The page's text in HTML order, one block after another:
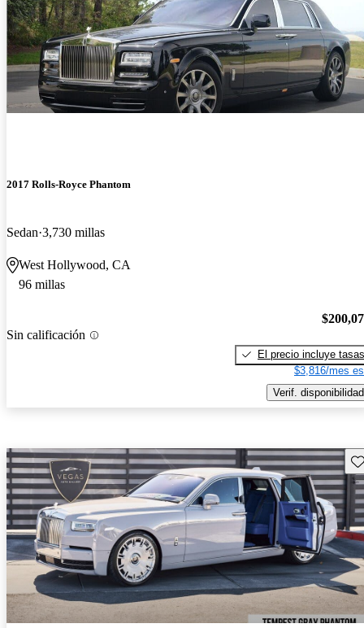
2017 Rolls-Royce Phantom
Sedan 3,730 millas
West Hollywood, CA
96 millas
Sin calificación
El precio incluye tasas
$3,816/mes
Verif. disponibilidad